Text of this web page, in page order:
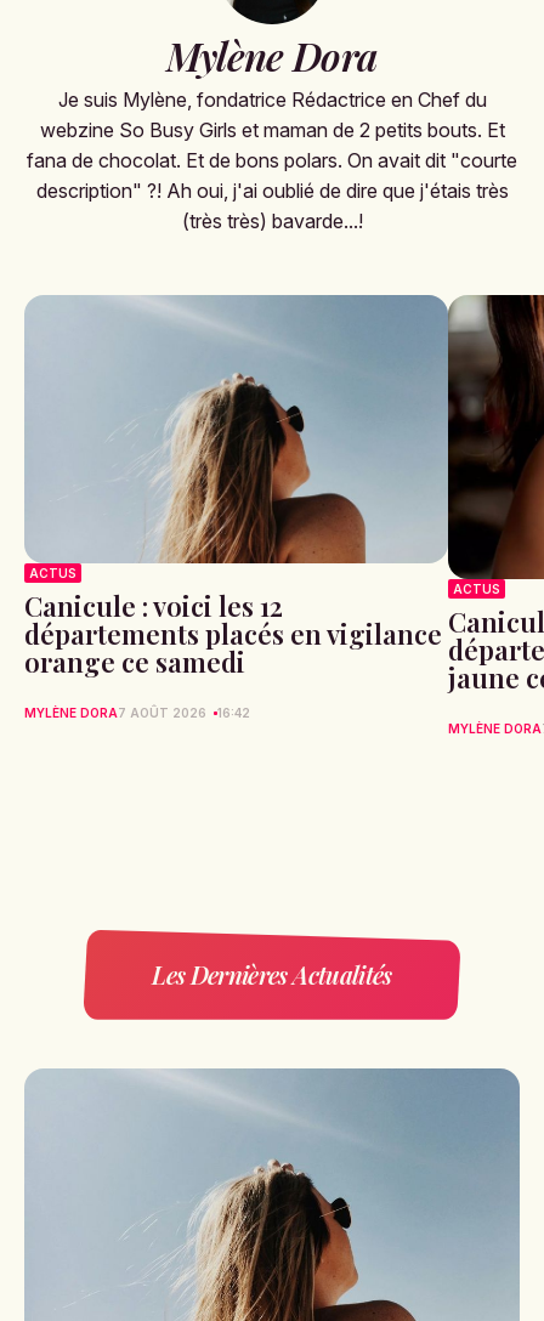
Mylène Dora
Je suis Mylène, fondatrice Rédactrice en Chef du
webzine So Busy Girls et maman de 2 petits bouts. Et
fana de chocolat. Et de bons polars. On avait dit "courte
description" ?! Ah oui, j'ai oublié de dire que j'étais très
(très très) bavarde...!
ACTUS
Canicule : voici les 12
départements placés en vigilance
orange ce samedi
MYLÈNE DORA7 AOÛT 2026 16:42
ACTUS
jaune
MYLÈNE DORA
Les Dernières Actualités